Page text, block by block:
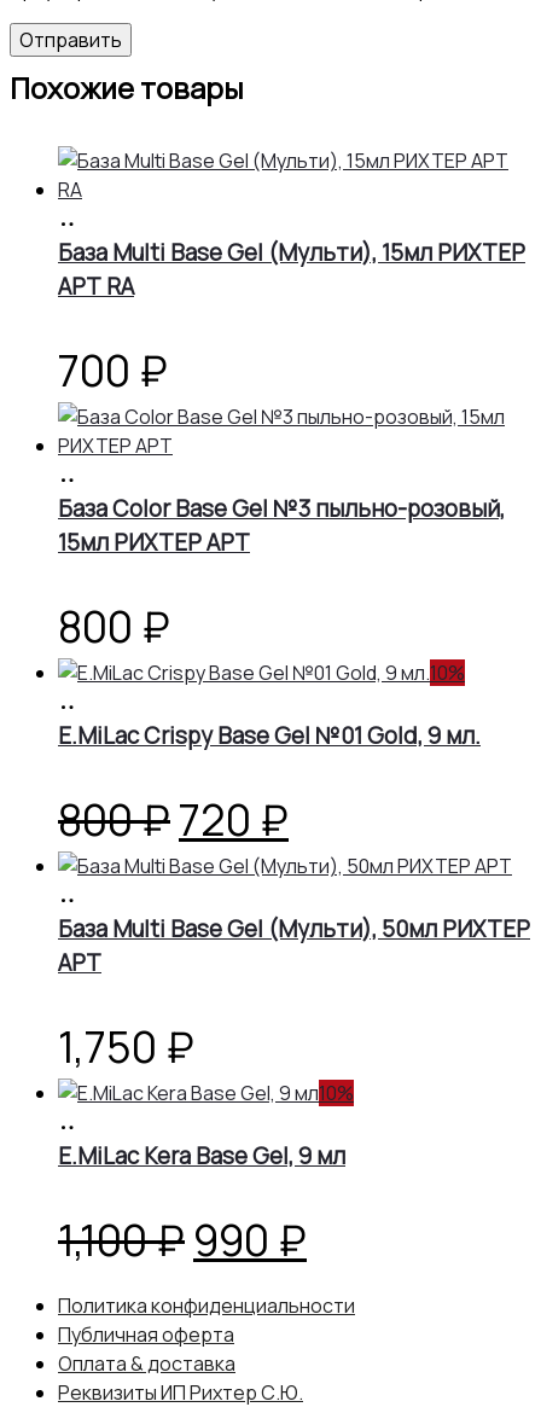
Похожие товары
корзину
База Multi Base Gel (Мульти), 15мл РИХТЕР
АРТ RA
700 ₽
корзину
База Color Base Gel №3 пыльно-розовый,
15мл РИХТЕР АРТ
800 ₽
10%
корзину
E.MiLac Crispy Base Gel №01 Gold, 9 мл.
800₽Первоначальная
цена
составляла
720 ₽
цена:
720 ₽.
корзину
База Multi Base Gel (Мульти), 50мл РИХТЕР
АРТ
1,750 ₽
10%
корзину
E.MiLac Kera Base Gel, 9 мл
1,100₽Первоначальная
цена
составляла
990 ₽
цена:
Политика конфиденциальности
Публичная оферта
Оплата & доставка
Реквизиты ИП Рихтер С.Ю.